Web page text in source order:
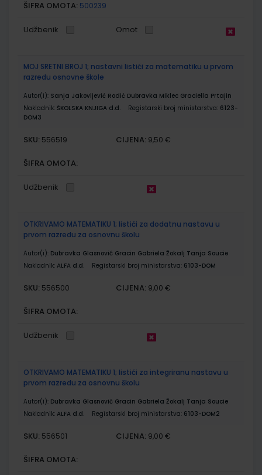
ŠIFRA OMOTA: 500239
Udžbenik Omot
MOJ SRETNI BROJ 1; nastavni listići za matematiku u prvom
razredu osnovne škole
Autor(i): Sanja Jakovljević Rodić Dubravka Miklec Graciella Prtajin
Nakladnik: ŠKOLSKA KNJIGA d.d. Registarski broj ministarstva: 6123-
DOM3
SKU: 556519 CIJENA: 9,50 €
ŠIFRA OMOTA:
Udžbenik
OTKRIVAMO MATEMATIKU 1; listići za dodatnu nastavu u
prvom razredu za osnovnu školu
Autor(i): Dubravka Glasnović Gracin Gabriela Žokalj Tanja Soucie
Nakladnik: ALFA d.d. Registarski broj ministarstva: 6103-DOM
SKU: 556500 CIJENA: 9,00 €
ŠIFRA OMOTA:
Udžbenik
OTKRIVAMO MATEMATIKU 1; listići za integriranu nastavu u
prvom razredu za osnovnu školu
Autor(i): Dubravka Glasnović Gracin Gabriela Žokalj Tanja Soucie
Nakladnik: ALFA d.d. Registarski broj ministarstva: 6103-DOM2
SKU: 556501 CIJENA: 9,00 €
ŠIFRA OMOTA: